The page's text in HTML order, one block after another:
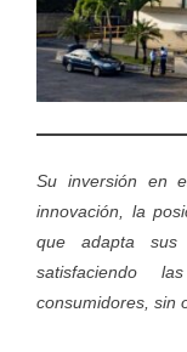
Su inversión en
innovación, la
que adapta sus
satisfaciendo
consumidores, sin